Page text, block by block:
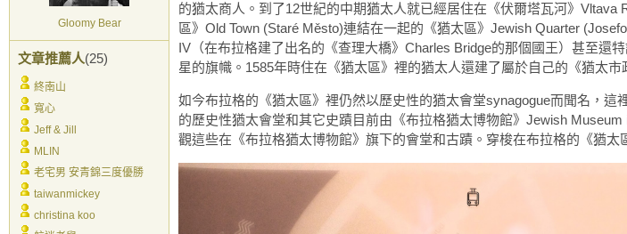
Gloomy Bear
文章推薦人(25)
終南山
寬心
Jeff & Jill
MLIN
老宅男 安青錦三度優勝
taiwanmickey
christina koo
的猶太商人。到了12世紀的中期猶太人就已經居住在《伏爾塔瓦河》Vltava
區》Old Town (Staré Město)連結在一起的《猶太區》Jewish Quarter
IV（在布拉格建了出名的《查理大橋》Charles Bridge的那個國王）甚至還
星的旗幟。1585年時住在《猶太區》裡的猶太人還建了屬於自己的《猶太市
如今布拉格的《猶太區》裡仍然以歷史性的猶太會堂synagogue而聞名，這
的歷史性猶太會堂和其它史蹟目前由《布拉格猶太博物館》Jewish
觀這些在《布拉格猶太博物館》旗下的會堂和古蹟。穿梭在布拉格的《猶太